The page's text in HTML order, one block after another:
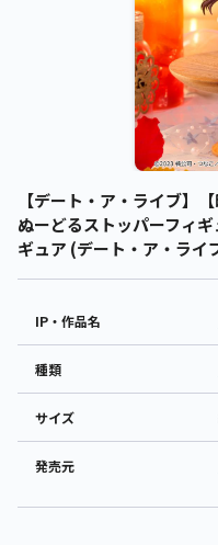
【デート・ア・ライブ】
ぬーどるストッパーフィ
ギュア (デート・ア・ライ
IP・作品名
種類
サイズ
発売元